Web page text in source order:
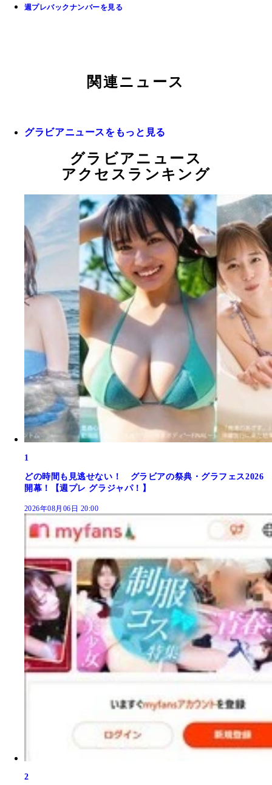
週プレバックナンバーを見る
関連ニュース
グラビアニュースをもっと見る
グラビアニュース
アクセスランキング
1
どの時間も見逃せない！ グラビアの祭典・グラフェス2026
開幕！【週プレ グラジャパ！】
2026年08月06日 20:00
2